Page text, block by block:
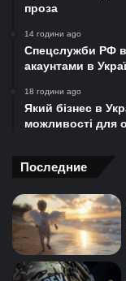
проза
14 години ago
Спецслужби РФ
акаунтами в
18 години ago
Який бізнес в
можливості для
Последние